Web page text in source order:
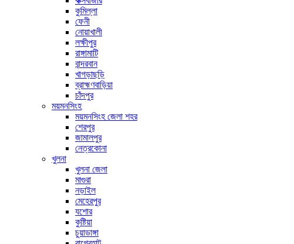
কুমিল্লা
ফেনী
নোয়াখালী
লক্ষীপুর
রাঙ্গামাটি
বান্দরবান
খাগড়াছড়ি
ব্রাহ্মণবাড়িয়া
চাঁদপুর
ময়মনসিংহ
ময়মনসিংহ জেলা শহর
শেরপুর
জামালপুর
নেত্রকোনা
খুলনা
খুলনা জেলা
মাগুরা
নড়াইল
মেহেরপুর
যশোর
কুষ্টিয়া
চুয়াডাঙ্গা